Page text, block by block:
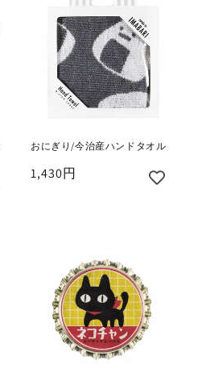
おにぎり/今治産ハンドタオル
1,430円